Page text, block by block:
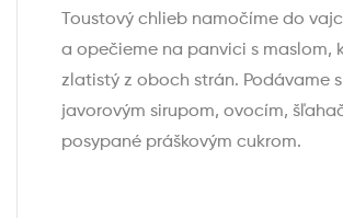
Toustový chlieb namočíme do
a opečieme na panvici s maslom,
zlatistý z oboch strán. Podávame s
javorovým sirupom, ovocím,
posypané práškovým cukrom.